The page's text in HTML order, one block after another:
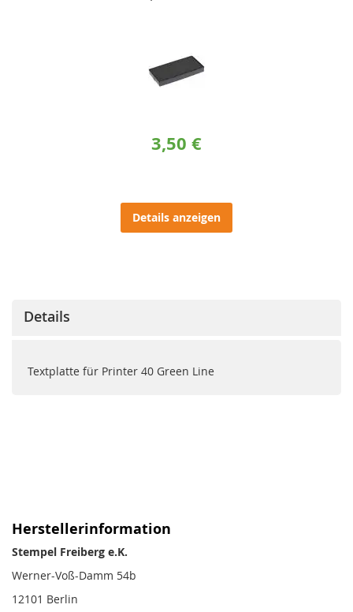
3,50 €
Details anzeigen
Details
Textplatte für Printer 40 Green Line
Herstellerinformation
Stempel Freiberg e.K.
Werner-Voß-Damm 54b
12101 Berlin